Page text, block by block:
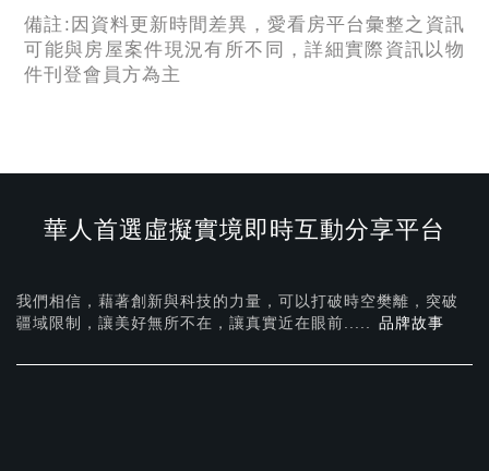
備註:因資料更新時間差異，愛看房平台彙整之資訊
可能與房屋案件現況有所不同，詳細實際資訊以物
件刊登會員方為主
華人首選虛擬實境即時互動分享平台
我們相信，藉著創新與科技的力量，可以打破時空樊離，突破
疆域限制，讓美好無所不在， 讓真實近在眼前..... 品牌故事